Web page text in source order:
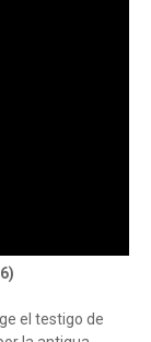
el testigo de